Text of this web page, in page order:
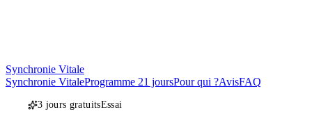
Synchronie Vitale
Synchronie VitaleProgramme 21 joursPour qui ?AvisFAQ
3 jours gratuitsEssai